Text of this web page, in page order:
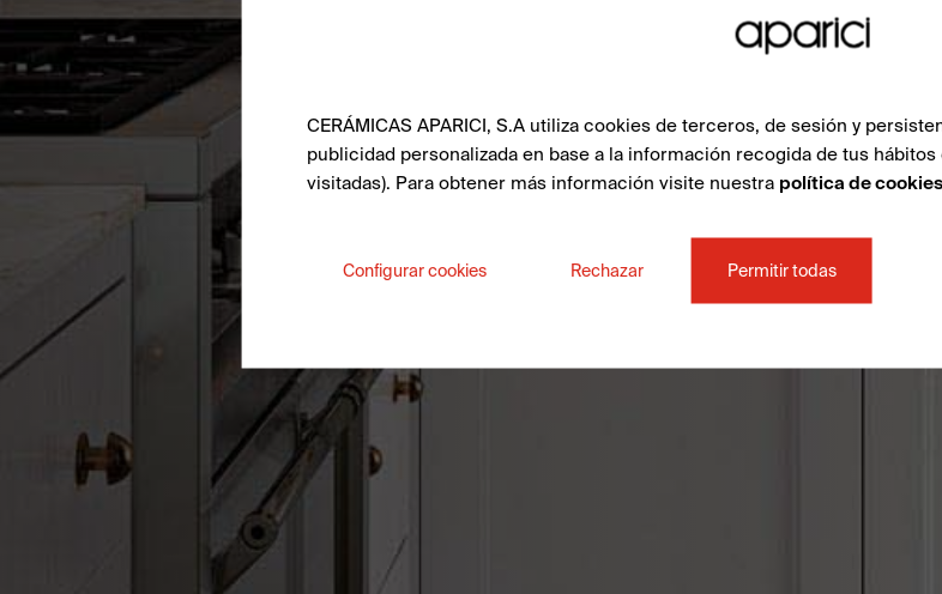
CERÁMICAS APARICI, S.A utiliza cookies de terceros, de sesión y
publicidad personalizada en base a la información recogida de tus
visitadas). Para obtener más información visite nuestra política de cookies
Configurar cookies Rechazar Permitir todas